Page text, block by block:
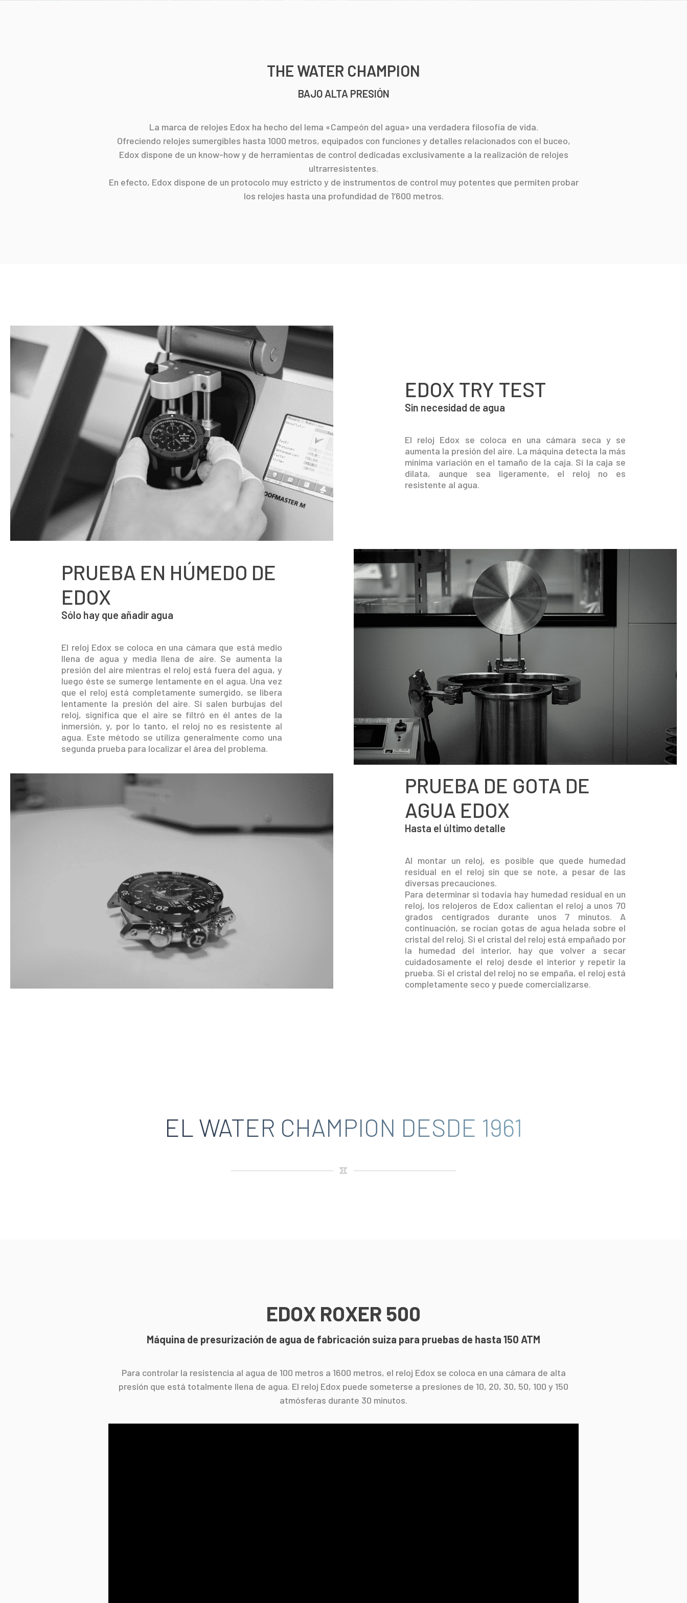
THE WATER CHAMPION
BAJO ALTA PRESIÓN
La marca de relojes Edox ha hecho del lema «Campeón del agua» una verdadera filosofía de vida.
Ofreciendo relojes sumergibles hasta 1000 metros, equipados con funciones y detalles relacionados con el buceo,
Edox dispone de un know-how y de herramientas de control dedicadas exclusivamente a la realización de relojes
ultrarresistentes.
En efecto, Edox dispone de un protocolo muy estricto y de instrumentos de control muy potentes que permiten probar
los relojes hasta una profundidad de 1’600 metros.
EDOX TRY TEST
Sin necesidad de agua
El reloj Edox se coloca en una cámara seca y se
aumenta la presión del aire. La máquina detecta la más
mínima variación en el tamaño de la caja. Si la caja se
dilata, aunque sea ligeramente, el reloj no es
resistente al agua.
PRUEBA EN HÚMEDO DE
EDOX
Sólo hay que añadir agua
El reloj Edox se coloca en una cámara que está medio
llena de agua y media llena de aire. Se aumenta la
presión del aire mientras el reloj está fuera del agua, y
luego éste se sumerge lentamente en el agua. Una vez
que el reloj está completamente sumergido, se libera
lentamente la presión del aire. Si salen burbujas del
reloj, significa que el aire se filtró en él antes de la
inmersión, y, por lo tanto, el reloj no es resistente al
agua. Este método se utiliza generalmente como una
segunda prueba para localizar el área del problema.
PRUEBA DE GOTA DE
AGUA EDOX
Hasta el último detalle
Al montar un reloj, es posible que quede humedad
residual en el reloj sin que se note, a pesar de las
diversas precauciones.
Para determinar si todavía hay humedad residual en un
reloj, los relojeros de Edox calientan el reloj a unos 70
grados centígrados durante unos 7 minutos. A
continuación, se rocían gotas de agua helada sobre el
cristal del reloj. Si el cristal del reloj está empañado por
la humedad del interior, hay que volver a secar
cuidadosamente el reloj desde el interior y repetir la
prueba. Si el cristal del reloj no se empaña, el reloj está
completamente seco y puede comercializarse.
EL WATER CHAMPION DESDE 1961
EDOX ROXER 500
Máquina de presurización de agua de fabricación suiza para pruebas de hasta 150 ATM
Para controlar la resistencia al agua de 100 metros a 1600 metros, el reloj Edox se coloca en una cámara de alta
presión que está totalmente llena de agua. El reloj Edox puede someterse a presiones de 10, 20, 30, 50, 100 y 150
atmósferas durante 30 minutos.